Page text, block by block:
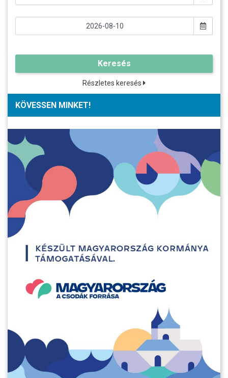
Keresés
Részletes keresés
KÖVESSEN MINKET!